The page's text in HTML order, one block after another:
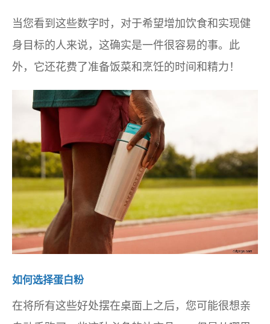
当您看到这些数字时，对于希望增加饮食和实现健
身目标的人来说，这确实是一件很容易的事。此
外，它还花费了准备饭菜和烹饪的时间和精力！
如何选择蛋白粉
在将所有这些好处摆在桌面上之后，您可能很想亲